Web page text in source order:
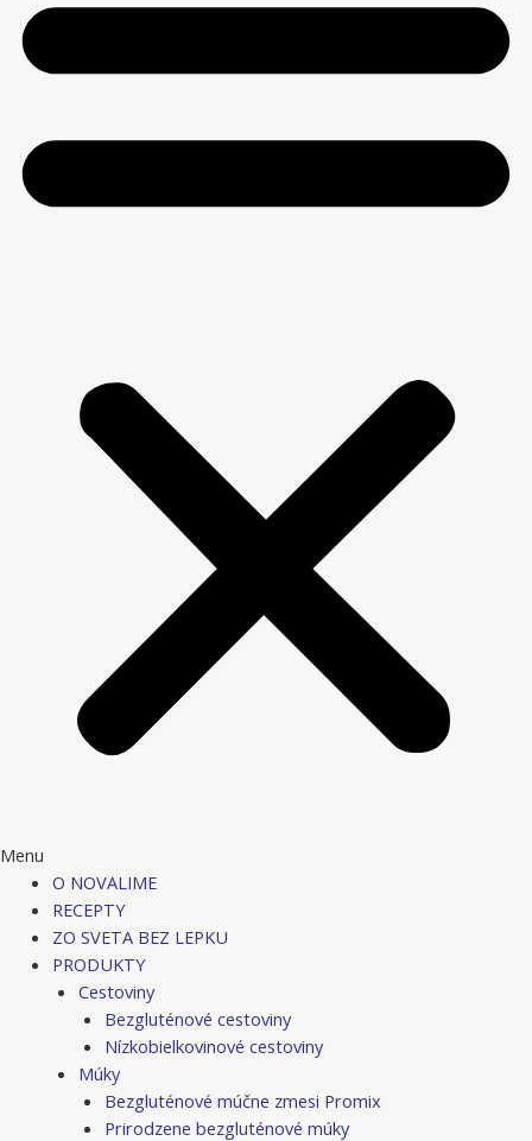
Menu
O NOVALIME
RECEPTY
ZO SVETA BEZ LEPKU
PRODUKTY
Cestoviny
Bezgluténové cestoviny
Nízkobielkovinové cestoviny
Múky
Bezgluténové múčne zmesi Promix
Prirodzene bezgluténové múky